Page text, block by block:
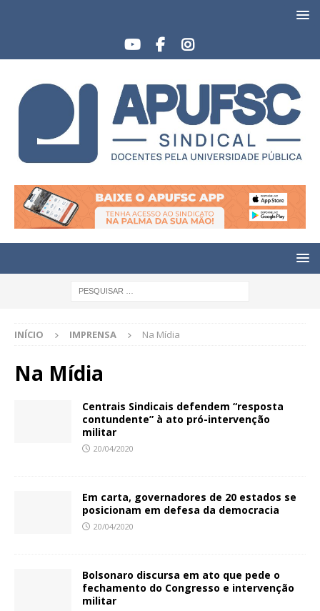
INÍCIO IMPRENSA Na Mídia
Na Mídia
Centrais Sindicais defendem “resposta
contundente” à ato pró-intervenção
militar
20/04/2020
Em carta, governadores de 20 estados se
posicionam em defesa da democracia
20/04/2020
Bolsonaro discursa em ato que pede o
fechamento do Congresso e intervenção
militar